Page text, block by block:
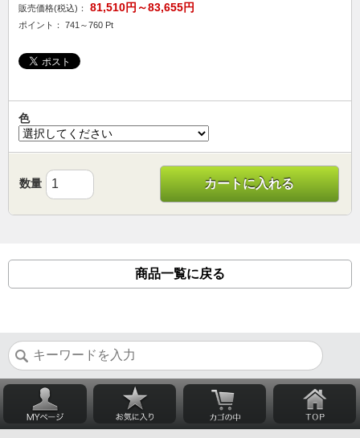
販売価格(税込)：
81,510円～83,655円
ポイント： 741～760 Pt
色
数量 カートに入れる
商品一覧に戻る